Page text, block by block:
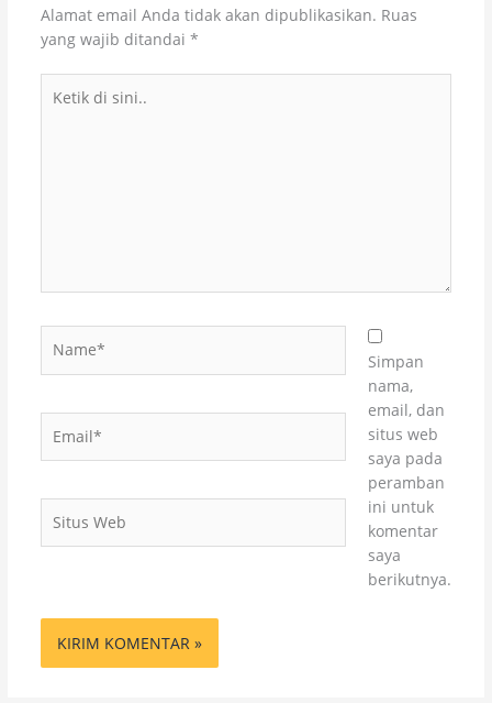
Alamat email Anda tidak akan dipublikasikan. Ruas
yang wajib ditandai *
Web
Simpan
nama,
email, dan
situs web
saya pada
peramban
ini untuk
komentar
saya
berikutnya.